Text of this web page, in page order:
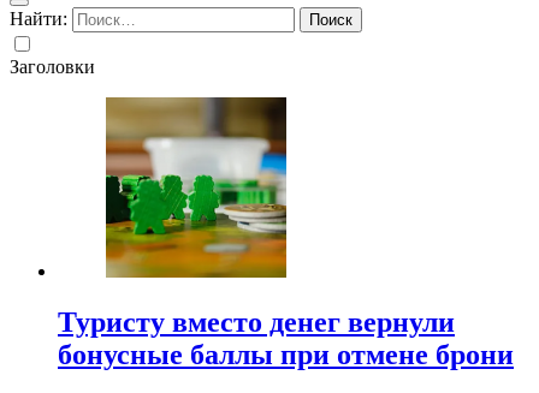
Найти:
Заголовки
Туристу вместо денег вернули
бонусные баллы при отмене брони